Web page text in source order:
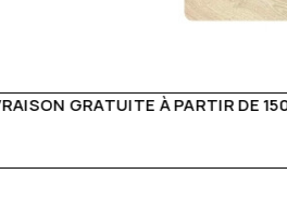
LIVE FACEBOOK CHAQUE SEMAINE